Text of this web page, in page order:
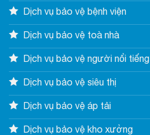
Dịch vụ bảo vệ bệnh viện
Dịch vụ bảo vệ toà nhà
Dịch vụ bảo vệ người nổi tiếng
Dịch vụ bảo vệ siêu thị
Dịch vụ bảo vệ áp tải
Dịch vụ bảo vệ kho xưởng